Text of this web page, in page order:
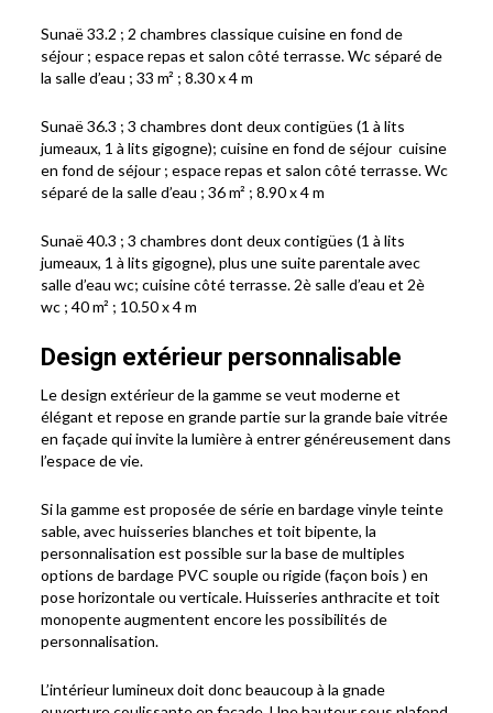
Sunaë 33.2 ; 2 chambres classique cuisine en fond de
séjour ; espace repas et salon côté terrasse. Wc séparé de
la salle d’eau ; 33 m² ; 8.30 x 4 m
Sunaë 36.3 ; 3 chambres dont deux contigües (1 à lits
jumeaux, 1 à lits gigogne); cuisine en fond de séjour cuisine
en fond de séjour ; espace repas et salon côté terrasse. Wc
séparé de la salle d’eau ; 36 m² ; 8.90 x 4 m
Sunaë 40.3 ; 3 chambres dont deux contigües (1 à lits
jumeaux, 1 à lits gigogne), plus une suite parentale avec
salle d’eau wc; cuisine côté terrasse. 2è salle d’eau et 2è
wc ; 40 m² ; 10.50 x 4 m
Design extérieur personnalisable
Le design extérieur de la gamme se veut moderne et
élégant et repose en grande partie sur la grande baie vitrée
en façade qui invite la lumière à entrer généreusement dans
l’espace de vie.
Si la gamme est proposée de série en bardage vinyle teinte
sable, avec huisseries blanches et toit bipente, la
personnalisation est possible sur la base de multiples
options de bardage PVC souple ou rigide (façon bois ) en
pose horizontale ou verticale. Huisseries anthracite et toit
monopente augmentent encore les possibilités de
personnalisation.
L’intérieur lumineux doit donc beaucoup à la gnade